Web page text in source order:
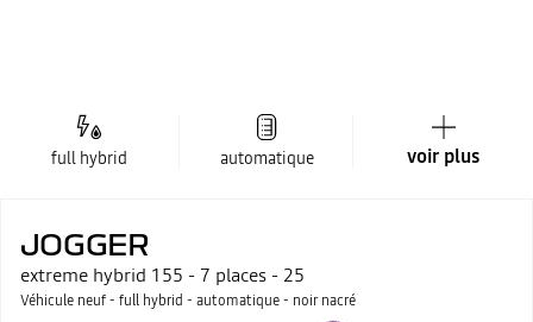
full hybrid automatique voir plus
JOGGER
extreme hybrid 155 - 7 places - 25
Véhicule neuf - full hybrid - automatique - noir nacré